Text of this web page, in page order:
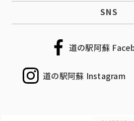
SNS
道の駅阿蘇
道の駅阿蘇 Instagram